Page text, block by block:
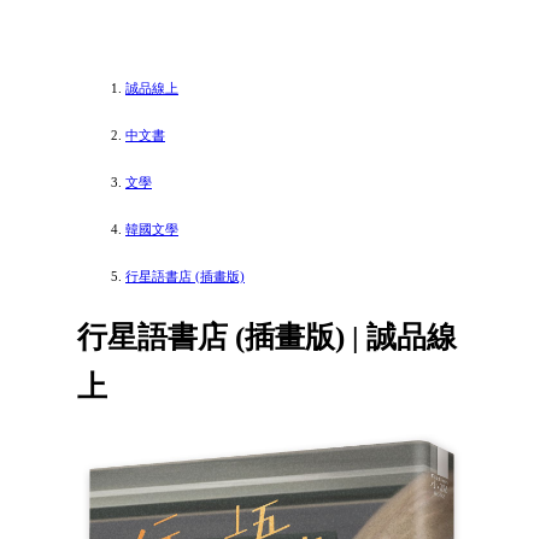
誠品線上
中文書
文學
韓國文學
行星語書店 (插畫版)
行星語書店 (插畫版) | 誠品線
上